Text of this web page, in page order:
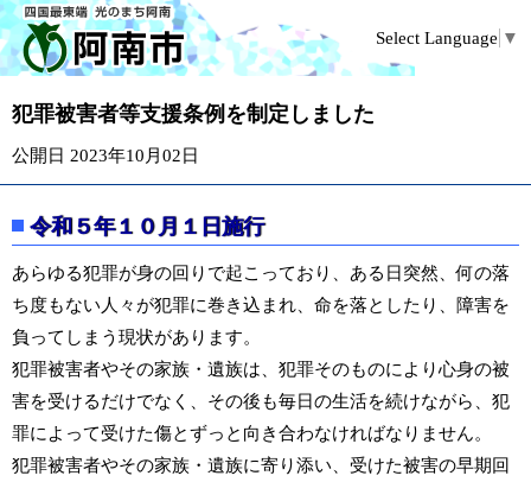
Select Language ▼
犯罪被害者等支援条例を制定しました
公開日 2023年10月02日
令和５年１０月１日施行
あらゆる犯罪が身の回りで起こっており、ある日突然、何の落
ち度もない人々が犯罪に巻き込まれ、命を落としたり、障害を
負ってしまう現状があります。
犯罪被害者やその家族・遺族は、犯罪そのものにより心身の被
害を受けるだけでなく、その後も毎日の生活を続けながら、犯
罪によって受けた傷とずっと向き合わなければなりません。
犯罪被害者やその家族・遺族に寄り添い、受けた被害の早期回